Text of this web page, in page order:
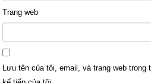
Trang web
Lưu tên của tôi, email, và trang web trong